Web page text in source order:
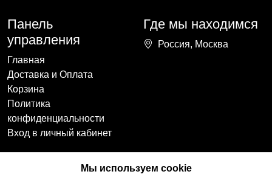
Панель
управления
Главная
Доставка и Оплата
Корзина
Политика
конфиденциальности
Вход в личный кабинет
Где мы находимся
Россия, Москва
сетях
Мы используем cookie